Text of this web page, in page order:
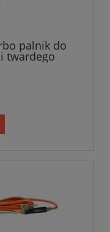
palnik do
twardego